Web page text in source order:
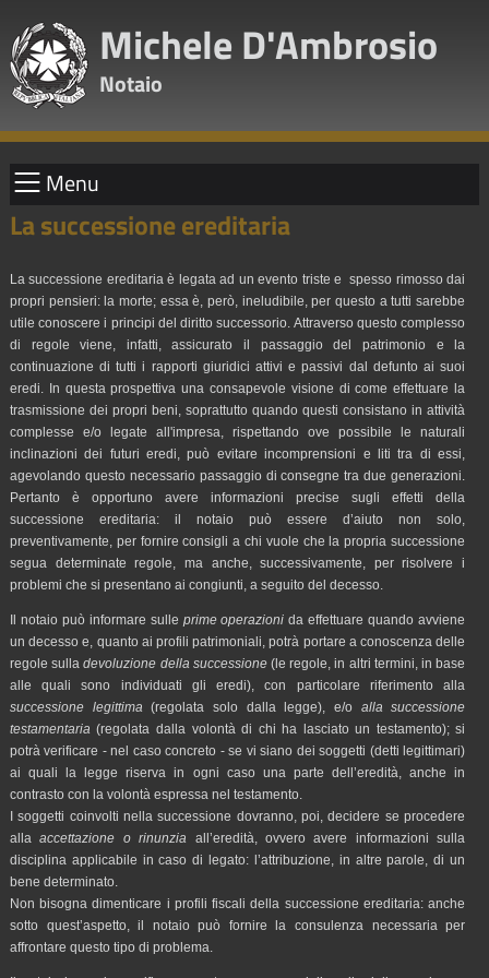
Michele D'Ambrosio
Notaio
Menu
La successione ereditaria
La successione ereditaria è legata ad un evento triste e spesso rimosso dai
propri pensieri: la morte; essa è, però, ineludibile, per questo a tutti sarebbe
utile conoscere i principi del diritto successorio. Attraverso questo complesso
di regole viene, infatti, assicurato il passaggio del patrimonio e la
continuazione di tutti i rapporti giuridici attivi e passivi dal defunto ai suoi
eredi. In questa prospettiva una consapevole visione di come effettuare la
trasmissione dei propri beni, soprattutto quando questi consistano in attività
complesse e/o legate all'impresa, rispettando ove possibile le naturali
inclinazioni dei futuri eredi, può evitare incomprensioni e liti tra di essi,
agevolando questo necessario passaggio di consegne tra due generazioni.
Pertanto è opportuno avere informazioni precise sugli effetti della
successione ereditaria: il notaio può essere d’aiuto non solo,
preventivamente, per fornire consigli a chi vuole che la propria successione
segua determinate regole, ma anche, successivamente, per risolvere i
problemi che si presentano ai congiunti, a seguito del decesso.
Il notaio può informare sulle prime operazioni da effettuare quando avviene
un decesso e, quanto ai profili patrimoniali, potrà portare a conoscenza delle
regole sulladevoluzione della successione(le regole, in altri termini, in base
alle quali sono individuati gli eredi), con particolare riferimento alla
successione legittima(regolata solo dalla legge), e/o alla successione
testamentaria(regolata dalla volontà di chi ha lasciato un testamento); si
potrà verificare - nel caso concreto - se vi siano dei soggetti (detti legittimari)
ai quali la legge riserva in ogni caso una parte dell’eredità, anche in
contrasto con la volontà espressa nel testamento.
I soggetti coinvolti nella successione dovranno, poi, decidere se procedere
allaaccettazione o rinunzia all’eredità, ovvero avere informazioni sulla
disciplina applicabile in caso di legato: l’attribuzione, in altre parole, di un
bene determinato.
Non bisogna dimenticare i profili fiscali della successione ereditaria: anche
sotto quest’aspetto, il notaio può fornire la consulenza necessaria per
affrontare questo tipo di problema.